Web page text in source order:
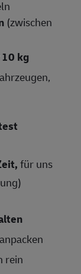
(zwischen
kg
für uns
rein